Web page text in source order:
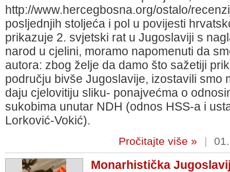
http://www.hercegbosna.org/ostalo/
posljednjih stoljeća i pol u povijesti
prikazuje 2. svjetski rat u Jugoslaviji s
narod u cjelini, moramo napomenuti da
autora: zbog želje da damo što sažetiji
području bivše Jugoslavije, izostavili smo
daju cjelovitiju sliku- ponajvećma o
sukobima unutar NDH (odnos HSS-a i
Lorković-Vokić).
Pročitajte više » |
Monarhistička